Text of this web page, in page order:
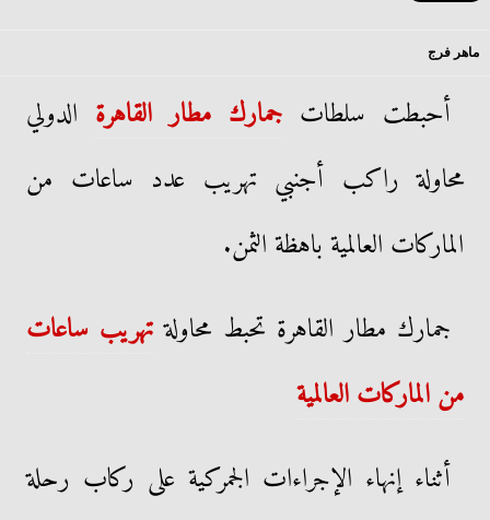
ماهر فرج
أحبطت سلطات جمارك مطار القاهرة الدولي
محاولة راكب أجنبي تهريب عدد ساعات من
الماركات العالمية باهظة الثمن.
جمارك مطار القاهرة تحبط محاولة تهريب ساعات
من الماركات العالمية
أثناء إنهاء الإجراءات الجمركية على ركاب رحلة